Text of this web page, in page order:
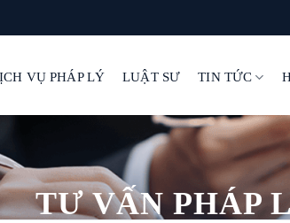
VỤ PHÁP LÝ LUẬT SƯ TIN TỨC
TƯ VẤN PHÁP